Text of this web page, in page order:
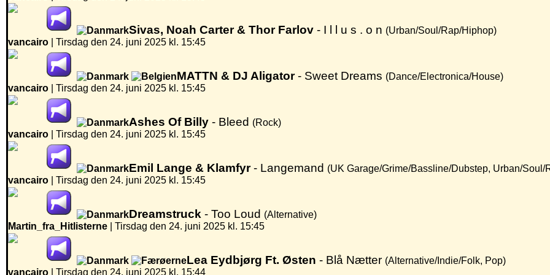
Sivas, Noah Carter & Thor Farlov - I l l u s . o n (Urban/Soul/Rap/Hiphop)
vancairo
Tirsdag den 24. juni 2025 kl. 15:45
MATTN & DJ Aligator- Sweet Dreams (Dance/Electronica/House)
vancairo
Tirsdag den 24. juni 2025 kl. 15:45
Ashes Of Billy - Bleed (Rock)
vancairo
Tirsdag den 24. juni 2025 kl. 15:45
Emil Lange & Klamfyr- Langemand (UK Garage/Grime/Bassline/Dubstep, Urban/Soul/
vancairo
Tirsdag den 24. juni 2025 kl. 15:45
Dreamstruck - Too Loud (Alternative)
Martin_fra_Hitlisterne
Tirsdag den 24. juni 2025 kl. 15:45
Lea Eydbjørg Ft. Østen - Blå Nætter (Alternative/Indie/Folk, Pop)
vancairo
Tirsdag den 24. juni 2025 kl. 15:44